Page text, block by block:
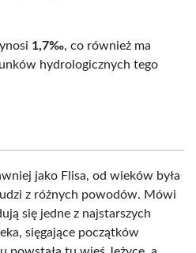
1,7‰, co również ma
hydrologicznych tego
jako Flisa, od wieków była
z różnych powodów. Mówi
się jedne z najstarszych
sięgające początków